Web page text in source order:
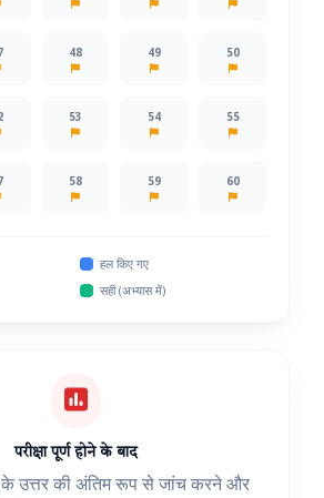
48 49 50
53 54 55
58 59 60
हल किए गए
सही (अभ्यास में)
परीक्षा पूर्ण होने के बाद
के उत्तर की अंतिम रूप से जांच करने और